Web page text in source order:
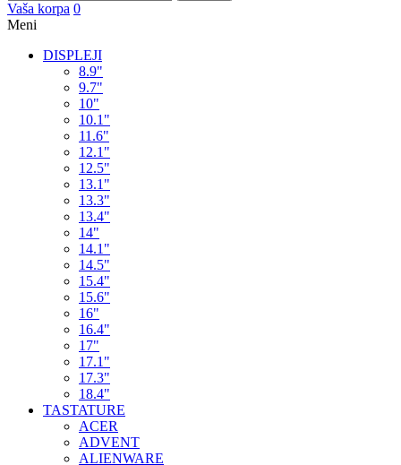
Vaša korpa 0
Meni
DISPLEJI
8.9"
9.7"
10"
10.1"
11.6"
12.1"
12.5"
13.1"
13.3"
13.4"
14"
14.1"
14.5"
15.4"
15.6"
16"
16.4"
17"
17.1"
17.3"
18.4"
TASTATURE
ACER
ADVENT
ALIENWARE